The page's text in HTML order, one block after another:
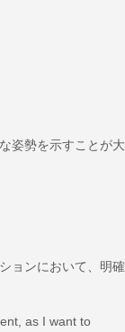
姿勢を示すことが大
ョンにおいて、明確
as I want to